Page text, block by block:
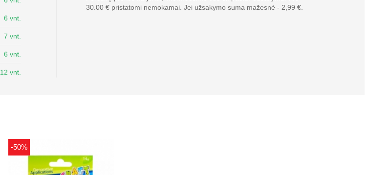
6 vnt.
7 vnt.
6 vnt.
12 vnt.
30.00 € pristatomi nemokamai. Jei užsakymo suma mažesnė - 2,99 €.
-50%